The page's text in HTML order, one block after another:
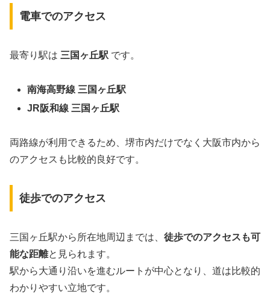
電車でのアクセス
最寄り駅は 三国ヶ丘駅 です。
南海高野線 三国ヶ丘駅
JR阪和線 三国ヶ丘駅
両路線が利用できるため、堺市内だけでなく大阪市内から
のアクセスも比較的良好です。
徒歩でのアクセス
三国ヶ丘駅から所在地周辺までは、 徒歩でのアクセスも可
能な距離と見られます。
駅から大通り沿いを進むルートが中心となり、道は比較的
わかりやすい立地です。